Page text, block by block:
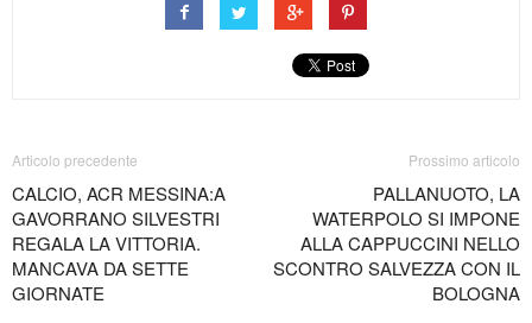
Articolo precedente
CALCIO, ACR MESSINA:A
GAVORRANO SILVESTRI
REGALA LA VITTORIA.
MANCAVA DA SETTE
GIORNATE
Prossimo articolo
PALLANUOTO, LA
WATERPOLO SI IMPONE
ALLA CAPPUCCINI NELLO
SCONTRO SALVEZZA CON IL
BOLOGNA